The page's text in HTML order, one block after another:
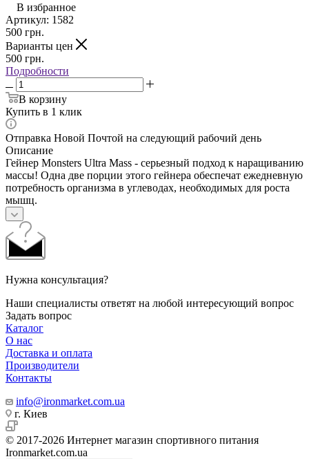
В избранное
Артикул: 1582
500 грн.
Варианты цен
500 грн.
Подробности
В корзину
Купить в 1 клик
Отправка Новой Почтой на следующий рабочий день
Описание
Гейнер Monsters Ultra Mass - серьезный подход к наращиванию
массы! Одна две порции этого гейнера обеспечат ежедневную
потребность организма в углеводах, необходимых для роста
мышц.
Нужна консультация?
Наши специалисты ответят на любой интересующий вопрос
Задать вопрос
Каталог
О нас
Доставка и оплата
Производители
Контакты
info@ironmarket.com.ua
г. Киев
© 2017-2026 Интернет магазин спортивного питания
Ironmarket.com.ua